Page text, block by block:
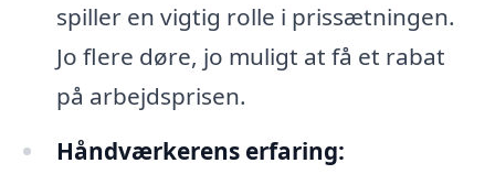
spiller en vigtig rolle i prissætningen.
Jo flere døre, jo muligt at få et rabat
på arbejdsprisen.
Håndværkerens erfaring: